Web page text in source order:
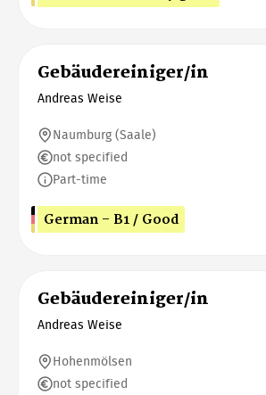
Gebäudereiniger/in
Andreas Weise
Naumburg (Saale)
not specified
Part-time
German - B1 / Good
Gebäudereiniger/in
Andreas Weise
Hohenmölsen
not specified